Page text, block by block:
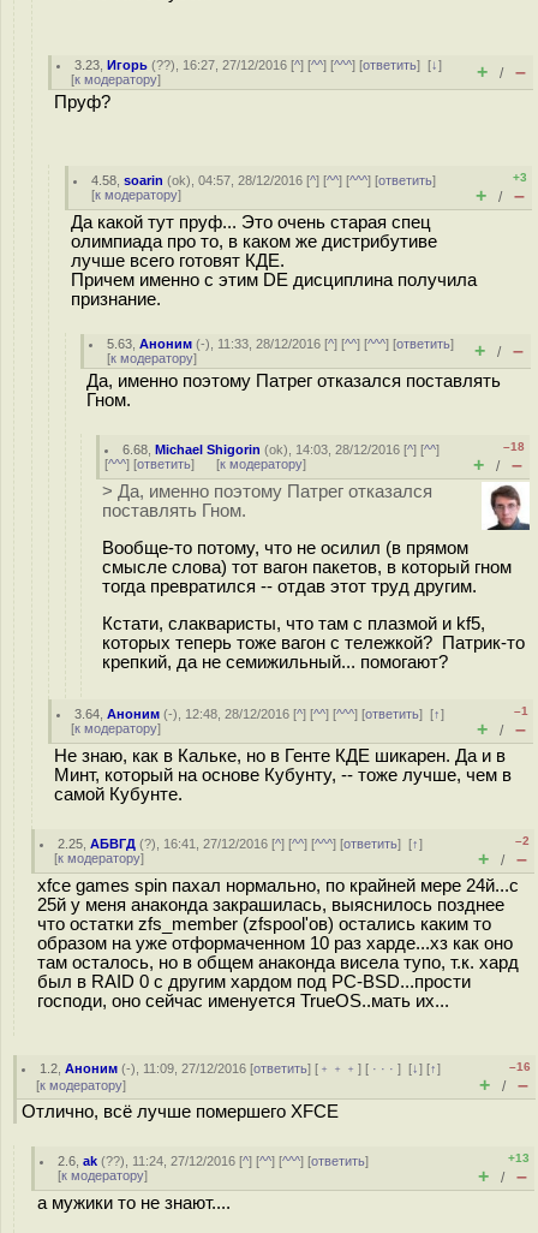
3.23 ,Игорь (??), 16:27, 27/12/2016 [^] [^^] [^^^] [ответить][↓]
[к модератору] + / –
Пруф?
4.58 ,soarin (ok), 04:57, 28/12/2016 [^] [^^] [^^^] [ответить]
[к модератору]
+3
+ / –
Да какой тут пруф... Это очень старая спец
олимпиада про то, в каком же дистрибутиве
лучше всего готовят КДЕ.
Причем именно с этим DE дисциплина получила
признание.
5.63 ,Аноним (-), 11:33, 28/12/2016 [^] [^^] [^^^] [ответить]
[к модератору] + / –
Да, именно поэтому Патрег отказался поставлять
Гном.
6.68 ,Michael Shigorin (ok), 14:03, 28/12/2016 [^] [^^]
[^^^] [ответить] [к модератору]
–18
+ / –
> Да, именно поэтому Патрег отказался
поставлять Гном.
Вообще-то потому, что не осилил (в прямом
смысле слова) тот вагон пакетов, в который гном
тогда превратился -- отдав этот труд другим.
Кстати, слакваристы, что там с плазмой и kf5,
которых теперь тоже вагон с тележкой? Патрик-то
крепкий, да не семижильный... помогают?
3.64 ,Аноним (-), 12:48, 28/12/2016 [^] [^^] [^^^] [ответить][↑]
[к модератору]
–1
+ / –
Не знаю, как в Кальке, но в Генте КДЕ шикарен. Да и в
Минт, который на основе Кубунту, -- тоже лучше, чем в
самой Кубунте.
2.25 ,АБВГД (?), 16:41, 27/12/2016 [^] [^^] [^^^] [ответить][↑]
[к модератору]
–2
+ / –
xfce games spin пахал нормально, по крайней мере 24й...с
25й у меня анаконда закрашилась, выяснилось позднее
что остатки zfs_member (zfspool'ов) остались каким то
образом на уже отформаченном 10 раз харде...хз как оно
там осталось, но в общем анаконда висела тупо, т.к. хард
был в RAID 0 с другим хардом под PC-BSD...прости
господи, оно сейчас именуется TrueOS..мать их...
1.2 ,Аноним (-), 11:09, 27/12/2016 [ответить] [ ﹢﹢﹢] [ · · ·][↓] [↑]
[к модератору]
–16
+ / –
Отлично, всё лучше помершего XFCE
2.6 ,ak (??), 11:24, 27/12/2016 [^] [^^] [^^^] [ответить]
[к модератору]
+13
+ / –
а мужики то не знают....